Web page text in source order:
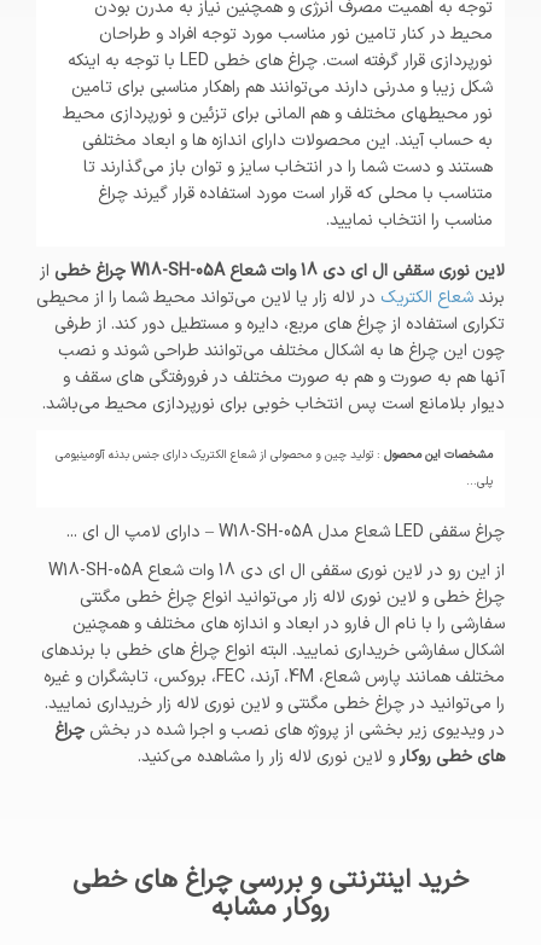
توجه به اهمیت مصرف انرژی و همچنین نیاز به مدرن بودن
محیط در کنار تامین نور مناسب مورد توجه افراد و طراحان
نورپردازی قرار گرفته است. چراغ های خطی LED با توجه به اینکه
شکل زیبا و مدرنی دارند می‌توانند هم راهکار مناسبی برای تامین
نور محیطهای مختلف و هم المانی برای تزئین و نورپردازی محیط
به حساب آیند. این محصولات دارای اندازه ها و ابعاد مختلفی
هستند و دست شما را در انتخاب سایز و توان باز می‌گذارند تا
متناسب با محلی که قرار است مورد استفاده قرار گیرند چراغ
مناسب را انتخاب نمایید.
لاین نوری سقفی ال ای دی 18 وات شعاع W18-SH-05A چراغ خطی
از
برندشعاع الکتریک در لاله زار یا لاین می‌تواند محیط شما را از محیطی
تکراری استفاده از چراغ های مربع، دایره و مستطیل دور کند. از طرفی
چون این چراغ ها به اشکال مختلف می‌توانند طراحی شوند و نصب
آنها هم به صورت و هم به صورت مختلف در فرورفتگی های سقف و
دیوار بلامانع است پس انتخاب خوبی برای نورپردازی محیط می‌باشد.
مشخصات این محصول : تولید چین و محصولی از شعاع الکتریک دارای جنس بدنه آلومینیومی
پلی...
چراغ سقفی LED شعاع مدل W18-SH-05A – دارای لامپ ال ای ...
از این رو در لاین نوری سقفی ال ای دی 18 وات شعاع W18-SH-05A
چراغ خطی و لاین نوری لاله زار می‌توانید انواع چراغ خطی مگنتی
سفارشی را با نام ال فارو در ابعاد و اندازه های مختلف و همچنین
اشکال سفارشی خریداری نمایید. البته انواع چراغ های خطی با برندهای
مختلف همانند پارس شعاع، 4M، آرند، FEC، بروکس، تابشگران و غیره
را می‌توانید در چراغ خطی مگنتی و لاین نوری لاله زار خریداری نمایید.
در ویدیوی زیر بخشی از پروژه های نصب و اجرا شده در بخش چراغ
های خطی روکار و لاین نوری لاله زار را مشاهده می‌کنید.
خرید اینترنتی و بررسی چراغ های خطی
روکار مشابه